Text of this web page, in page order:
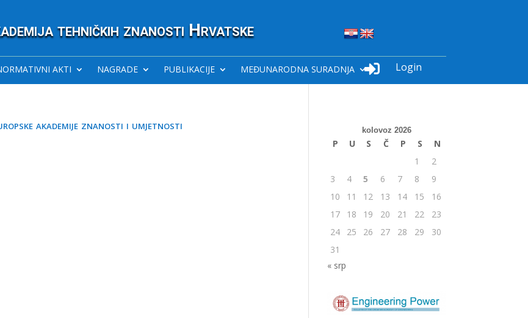
tehničkih znanosti Hrvatske
AKTI NAGRADE PUBLIKACIJE MEĐUNARODNA SURADNJA  Login
akademije znanosti i umjetnosti kolovoz 2026
P U S Č P S
N
1
2
3
4 5 6 7 8
9
10
11 12 13 14 15
16
17
18 19 20 21 22
23
24
25 26 27 28 29
30
31
« srp